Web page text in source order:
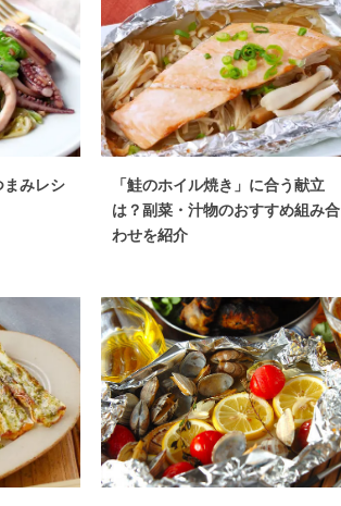
まみレシ
「鮭のホイル焼き」に合う献立
は？副菜・汁物のおすすめ組み合
わせを紹介